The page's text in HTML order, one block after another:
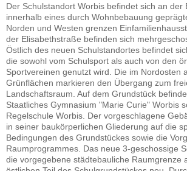
Der Schulstandort Worbis befindet sich an der
innerhalb eines durch Wohnbebauung
Norden und Westen grenzen
der Elisabethstraße befinden sich
Östlich des neuen Schulstandortes befindet
die sowohl vom Schulsport als auch von den
Sportvereinen genutzt wird. Die im Nordosten
Grünflächen markieren den Übergang zum
Landschaftsraum. Auf dem Grundstück
Staatliches Gymnasium "Marie Curie" Worbis
Regelschule Worbis. Der vorgeschlagene
in seiner baukörperlichen Gliederung auf die
Bedingungen des Grundstückes sowie die
Raumprogrammes. Das neue 3-geschossige
die vorgegebene städtebauliche Raumgrenze